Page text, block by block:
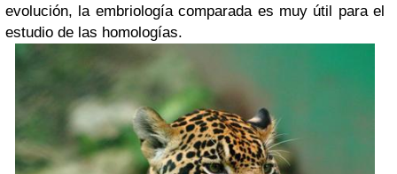
evolución, la embriología comparada es muy útil para el
estudio de las homologías.